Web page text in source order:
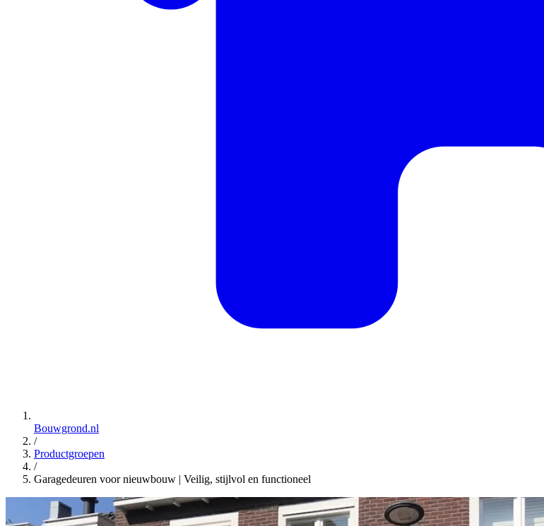
Bouwgrond.nl
/
Productgroepen
/
Garagedeuren voor nieuwbouw | Veilig, stijlvol en functioneel